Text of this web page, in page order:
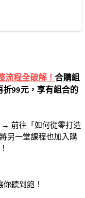
流程全破解！ 合購組
折99元，享有組合的
→ 前往「如何從零打造
另一堂課程也加入購
聽到飽！